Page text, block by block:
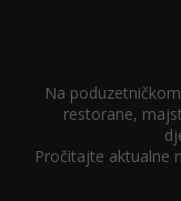
Na
restorane,
Pročitajte aktualne